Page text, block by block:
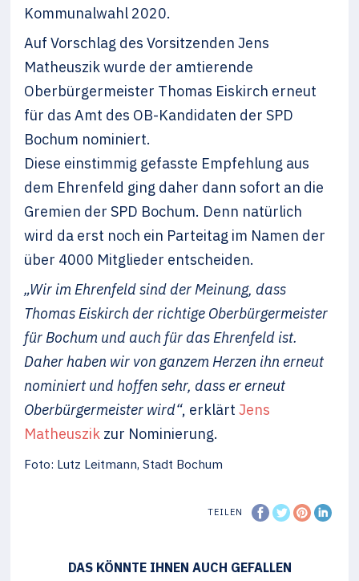
Kommunalwahl 2020.
Auf Vorschlag des Vorsitzenden Jens
Matheuszik wurde der amtierende
Oberbürgermeister Thomas Eiskirch erneut
für das Amt des OB-Kandidaten der SPD
Bochum nominiert.
Diese einstimmig gefasste Empfehlung aus
dem Ehrenfeld ging daher dann sofort an die
Gremien der SPD Bochum. Denn natürlich
wird da erst noch ein Parteitag im Namen der
über 4000 Mitglieder entscheiden.
„Wir im Ehrenfeld sind der Meinung, dass
Thomas Eiskirch der richtige Oberbürgermeister
für Bochum und auch für das Ehrenfeld ist.
Daher haben wir von ganzem Herzen ihn erneut
nominiert und hoffen sehr, dass er erneut
Oberbürgermeister wird“, erklärtJens
Matheuszik zur Nominierung.
Foto: Lutz Leitmann, Stadt Bochum
TEILEN
DAS KÖNNTE IHNEN AUCH GEFALLEN